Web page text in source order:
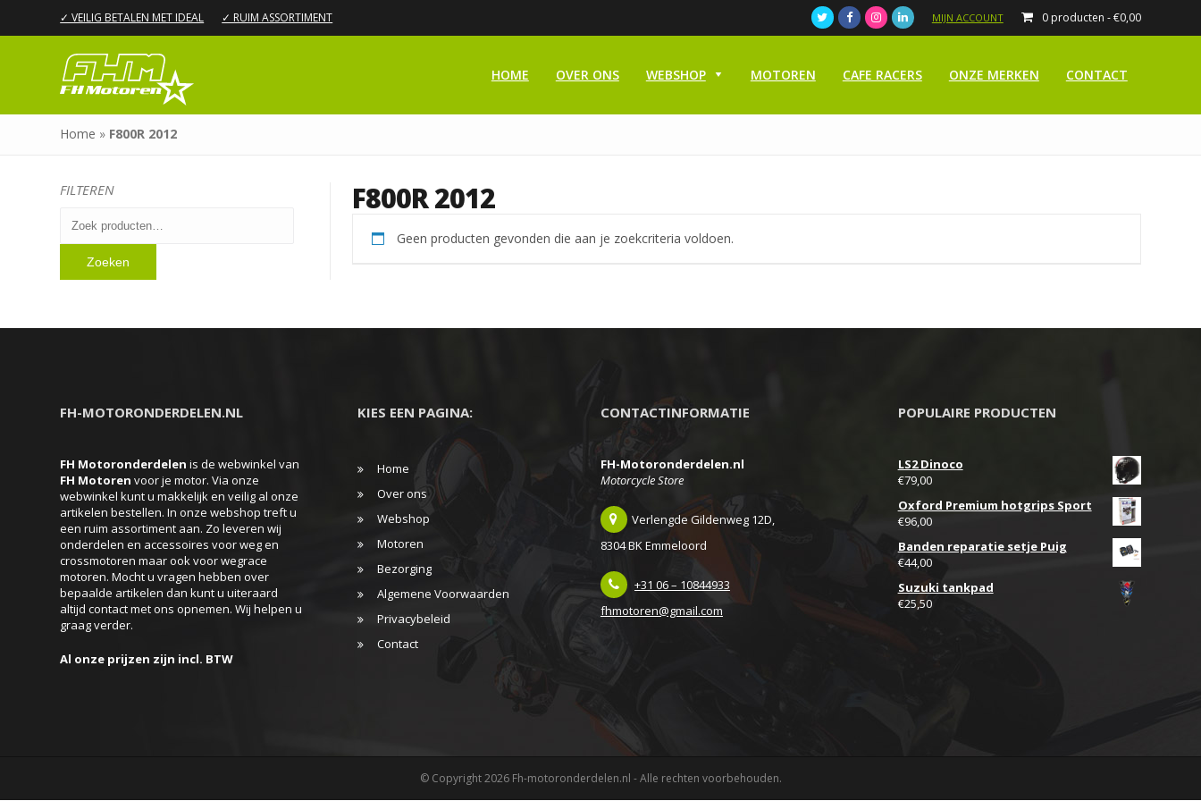
✓ VEILIG BETALEN MET IDEAL ✓ RUIM ASSORTIMENT 0 producten -€0,00
MIJN ACCOUNT
HOME OVER ONS WEBSHOP MOTOREN CAFE RACERS ONZE MERKEN CONTACT
Home » F800R 2012
FILTEREN
Zoeken
naar:
Zoeken
F800R 2012
Geen producten gevonden die aan je zoekcriteria voldoen.
FH-MOTORONDERDELEN.NL
FH Motoronderdelen is de webwinkel van
FH Motoren voor je motor. Via onze
webwinkel kunt u makkelijk en veilig al onze
artikelen bestellen. In onze webshop treft u
een ruim assortiment aan. Zo leveren wij
onderdelen en accessoires voor weg en
crossmotoren maar ook voor wegrace
motoren. Mocht u vragen hebben over
bepaalde artikelen dan kunt u uiteraard
altijd contact met ons opnemen. Wij helpen u
graag verder.
Al onze prijzen zijn incl. BTW
KIES EEN PAGINA:
Home
Over ons
Webshop
Motoren
Bezorging
Algemene Voorwaarden
Privacybeleid
Contact
CONTACTINFORMATIE
FH-Motoronderdelen.nl
Motorcycle Store
Verlengde Gildenweg 12D,
8304 BK Emmeloord
+31 06 – 10844933
fhmotoren@gmail.com
POPULAIRE PRODUCTEN
LS2 Dinoco
€79,00
Oxford Premium hotgrips Sport
€96,00
Banden reparatie setje Puig
€44,00
Suzuki tankpad
€25,50
© Copyright 2026 Fh-motoronderdelen.nl - Alle rechten voorbehouden.